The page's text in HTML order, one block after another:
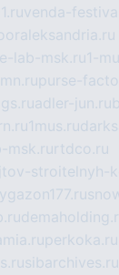
venda-
lab-msk.ru1-
purse-
adler-jun.ru
1mus.ru
msk.ru rtdco.ru
stroitelnyh-
perkoka.ru
sibarchives.ru